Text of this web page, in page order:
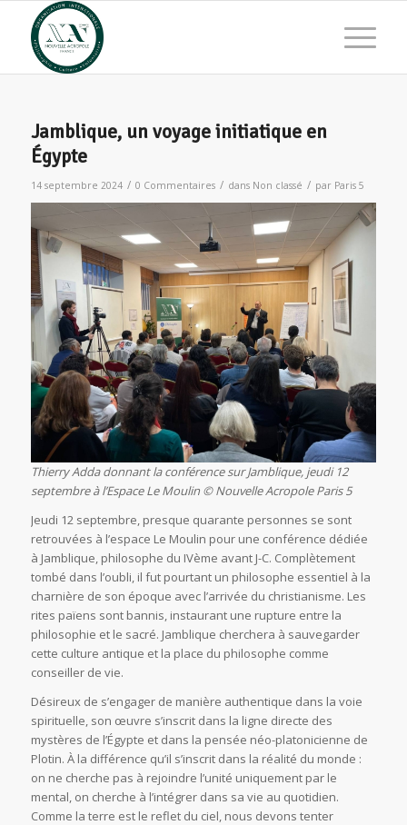
Jamblique, un voyage initiatique en
Égypte
14 septembre 2024 / 0 Commentaires / dans Non classé / par Paris 5
Thierry Adda donnant la conférence sur Jamblique, jeudi 12
septembre à l’Espace Le Moulin © Nouvelle Acropole Paris 5
Jeudi 12 septembre, presque quarante personnes se sont
retrouvées à l’espace Le Moulin pour une conférence dédiée
à Jamblique, philosophe du IVème avant J-C. Complètement
tombé dans l’oubli, il fut pourtant un philosophe essentiel à la
charnière de son époque avec l’arrivée du christianisme. Les
rites païens sont bannis, instaurant une rupture entre la
philosophie et le sacré. Jamblique cherchera à sauvegarder
cette culture antique et la place du philosophe comme
conseiller de vie.
Désireux de s’engager de manière authentique dans la voie
spirituelle, son œuvre s’inscrit dans la ligne directe des
mystères de l’Égypte et dans la pensée néo-platonicienne de
Plotin. À la différence qu’il s’inscrit dans la réalité du monde :
on ne cherche pas à rejoindre l’unité uniquement par le
mental, on cherche à l’intégrer dans sa vie au quotidien.
Comme la terre est le reflet du ciel, nous devons tenter